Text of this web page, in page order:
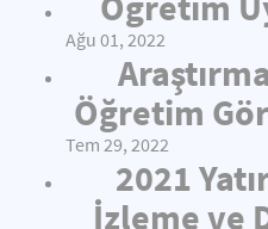
Ağu 01, 2022
Öğretim
Tem 29, 2022
2021
İzleme ve